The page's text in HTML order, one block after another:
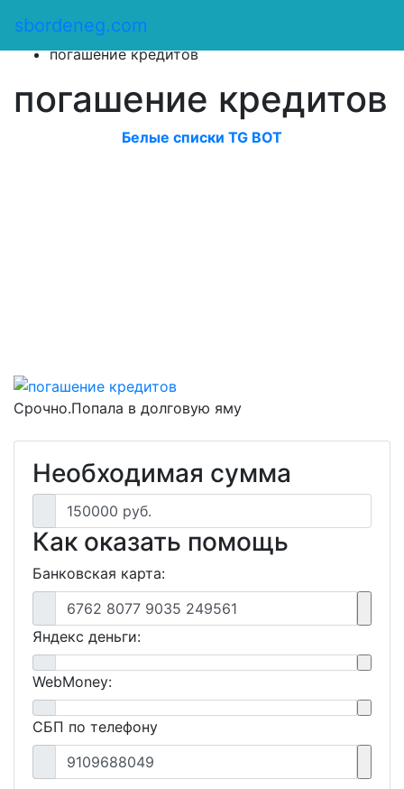
sbordeneg.com
Оказать помощь
погашение кредитов
погашение кредитов
Белые списки TG BOT
Срочно.Попала в долговую яму
Необходимая сумма
150000 руб.
Как оказать помощь
Банковская карта:
6762 8077 9035 249561
Яндекс деньги:
WebMoney:
СБП по телефону
9109688049